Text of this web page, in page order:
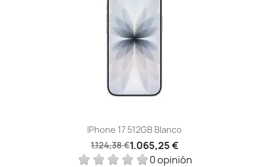
IPhone 17 512GB Blanco
1.124,38 €1.065,25 €
0 opinión